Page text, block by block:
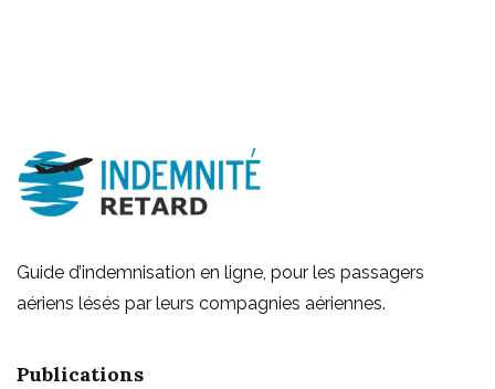
Guide d’indemnisation en ligne, pour les passagers
aériens lésés par leurs compagnies aériennes.
Publications